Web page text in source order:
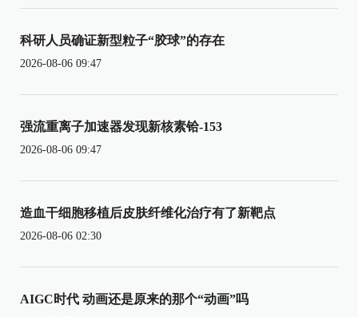
科研人员确证新型粒子“胶球”的存在
2026-08-06 09:47
强流重离子加速器发现新核素铪-153
2026-08-06 09:47
造血干细胞移植后皮肤纤维化治疗有了新靶点
2026-08-06 02:30
AIGC时代 动画还是原来的那个“动画”吗